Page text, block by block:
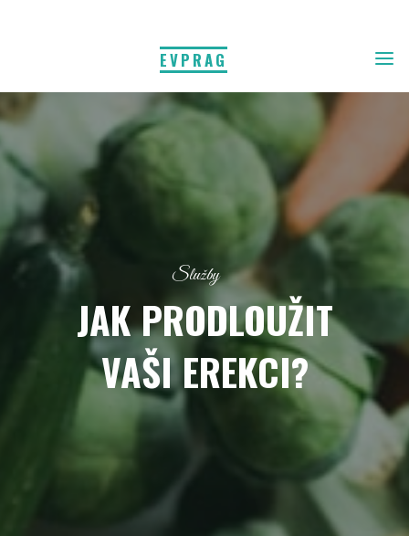
EVPRAG
Služby
JAK PRODLOUŽIT
VAŠI EREKCI?